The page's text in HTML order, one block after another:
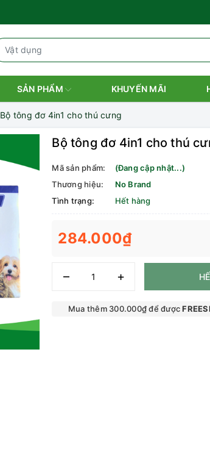
SẢN PHẨM KHUYẾN MÃI
Bộ tông đơ 4in1 cho thú cưng
Bộ tông đơ 4in1 cho thú
Mã sản phẩm:
(Đang cập nhật...)
Thương hiệu:
No Brand
Tình trạng:
Hết hàng
284.000₫
– +
Mua thêm 300.000₫ để được